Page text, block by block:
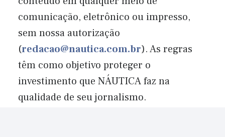
comunicação, eletrônico ou impresso,
sem nossa autorização
(redacao@nautica.com.br). As regras
têm como objetivo proteger o
investimento que NÁUTICA faz na
qualidade de seu jornalismo.